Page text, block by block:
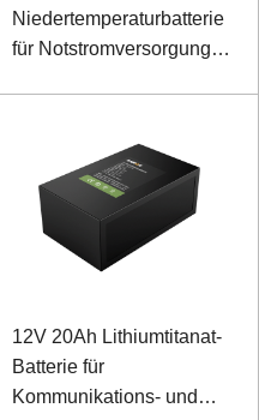
Niedertemperaturbatterie
für Notstromversorgung
12V 20Ah Lithiumtitanat-
Batterie für
Kommunikations- und